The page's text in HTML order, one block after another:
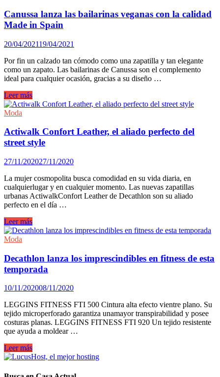
el
correcto?
Canussa lanza las bailarinas veganas con la calidad
Made in Spain
20/04/202119/04/2021
Por fin un calzado tan cómodo como una zapatilla y tan elegante
como un zapato. Las bailarinas de Canussa son el complemento
ideal para cualquier ocasión, gracias a su diseño …
Canussa
lanza
las
veganas
con
la
Made
in
Spain
Leer más
Moda
Actiwalk Confort Leather, el aliado perfecto del
street style
27/11/202027/11/2020
La mujer cosmopolita busca comodidad en su vida diaria, en
cualquierlugar y en cualquier momento. Las nuevas zapatillas
urbanas ActiwalkConfort Leather de Decathlon son su aliado
perfecto en el día …
Actiwalk
Confort
Leather,
aliado
perfecto
del
style
Leer más
Moda
Decathlon lanza los imprescindibles en fitness de esta
temporada
10/11/202008/11/2020
LEGGINS FITNESS FTI 500 Cintura alta efecto vientre plano. Su
tejido microperforado garantiza unamayor transpirabilidad y posee
costuras planas. LEGGINS FITNESS FTI 920 Un tejido resistente
que ayuda a moldear …
Decathlon
lanza
imprescindibles
Leer más